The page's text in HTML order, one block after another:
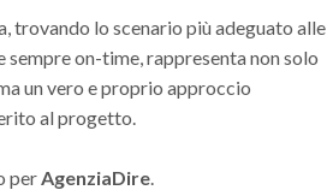
trovando lo scenario più adeguato alle
on-time, rappresenta non solo
un vero e proprio approccio
al progetto.
perAgenziaDire.